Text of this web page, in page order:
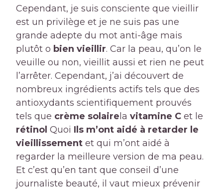
Cependant, je suis consciente que vieillir
est un privilège et je ne suis pas une
grande adepte du mot anti-âge mais
plutôt o bien vieillir. Car la peau, qu’on le
veuille ou non, vieillit aussi et rien ne peut
l’arrêter. Cependant, j’ai découvert de
nombreux ingrédients actifs tels que des
antioxydants scientifiquement prouvés
tels que crème solaire la vitamine C et le
rétinol Quoi Ils m’ont aidé à retarder le
vieillissement et qui m’ont aidé à
regarder la meilleure version de ma peau.
Et c’est qu’en tant que conseil d’une
journaliste beauté, il vaut mieux prévenir